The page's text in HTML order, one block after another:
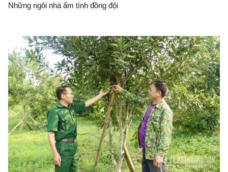
Những ngôi nhà ấm tình đồng đội